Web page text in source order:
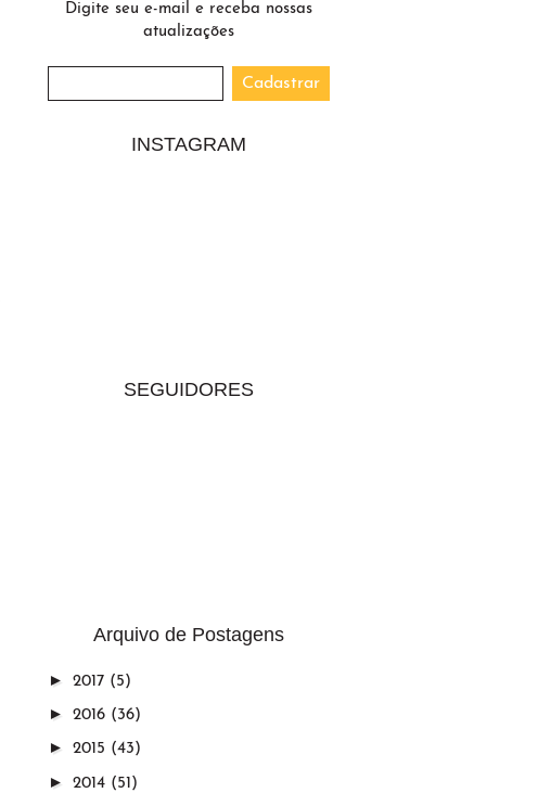
Digite seu e-mail e receba nossas
atualizações
INSTAGRAM
SEGUIDORES
Arquivo de Postagens
► 2017 (5)
► 2016 (36)
► 2015 (43)
► 2014 (51)